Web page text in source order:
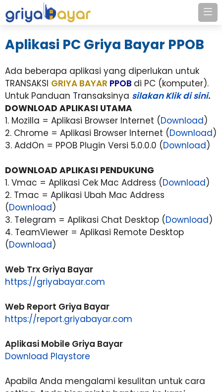
Aplikasi PC Griya Bayar PPOB
Ada beberapa aplikasi yang diperlukan untuk
TRANSAKSI GRIYA BAYAR PPOB di PC (komputer).
Untuk Panduan Transaksinya silakan Klik di sini.
DOWNLOAD APLIKASI UTAMA
1. Mozilla = Aplikasi Browser Internet (Download)
2. Chrome = Aplikasi Browser Internet (Download)
3. AddOn = PPOB Plugin Versi 5.0.0.0 (Download)
DOWNLOAD APLIKASI PENDUKUNG
1. Vmac = Aplikasi Cek Mac Address (Download)
2. Tmac = Aplikasi Ubah Mac Address
(Download)
3. Telegram = Aplikasi Chat Desktop (Download)
4. TeamViewer = Aplikasi Remote Desktop
(Download)
Web Trx Griya Bayar
https://griyabayar.com
Web Report Griya Bayar
https://report.griyabayar.com
Aplikasi Mobile Griya Bayar
Download Playstore
Apabila Anda mengalami kesulitan untuk cara